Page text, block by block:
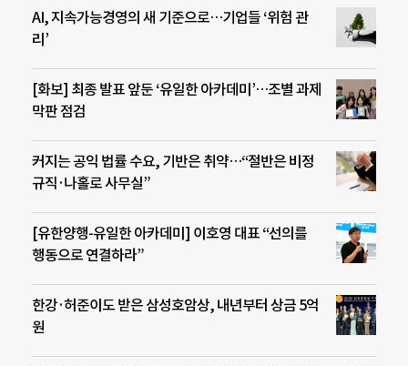
AI, 지속가능경영의 새 기준으로…기업들 ‘위험 관
리’
[화보] 최종 발표 앞둔 ‘유일한 아카데미’…조별 과제
막판 점검
커지는 공익 법률 수요, 기반은 취약…“절반은 비정
규직·나홀로 사무실”
[유한양행-유일한 아카데미] 이호영 대표 “선의를
행동으로 연결하라”
한강·허준이도 받은 삼성호암상, 내년부터 상금 5억
원